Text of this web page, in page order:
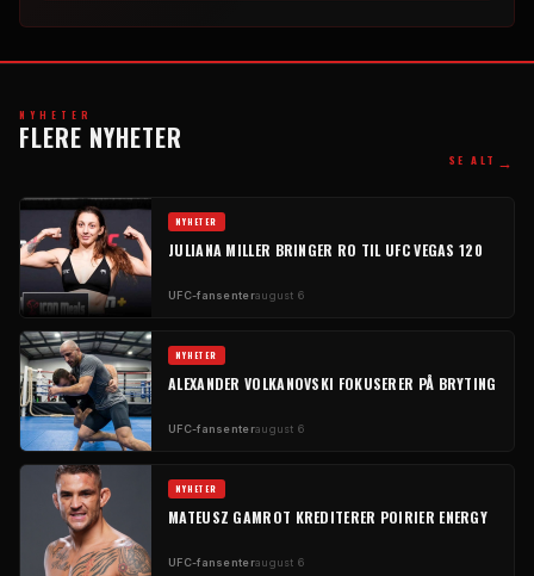
NYHETER
FLERE NYHETER
SE ALT →
NYHETER
JULIANA MILLER BRINGER RO TIL UFC VEGAS 120
UFC-fansenteraugust 6
NYHETER
ALEXANDER VOLKANOVSKI FOKUSERER PÅ BRYTING
UFC-fansenteraugust 6
NYHETER
MATEUSZ GAMROT KREDITERER POIRIER ENERGY
UFC-fansenteraugust 6